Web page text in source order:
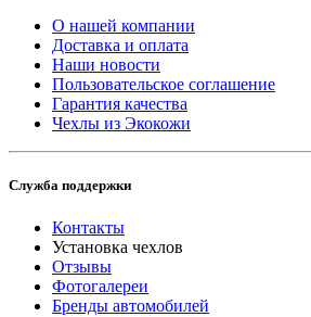
О нашей компании
Доставка и оплата
Наши новости
Пользовательское соглашение
Гарантия качества
Чехлы из Экокожи
Служба поддержки
Контакты
Установка чехлов
Отзывы
Фотогалереи
Бренды автомобилей